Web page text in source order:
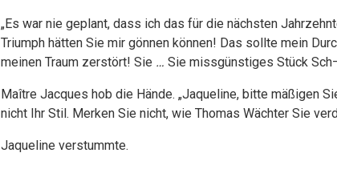
„Es war nie geplant, dass ich das für die nächsten
Triumph hätten Sie mir gönnen können! Das sollte mein
meinen Traum zerstört! Sie … Sie missgünstiges Stück
Maître Jacques hob die Hände. „Jaqueline, bitte mäßigen
nicht Ihr Stil. Merken Sie nicht, wie Thomas Wächter Sie
Jaqueline verstummte.